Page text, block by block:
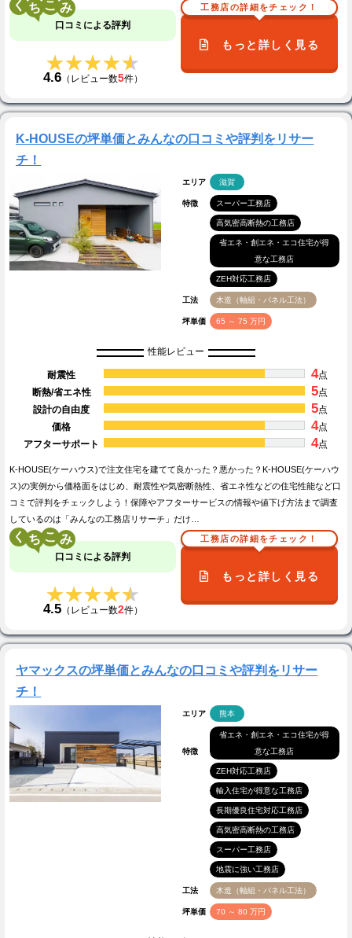
く こ
口コミによる評判
★★★★★
★★★★★
4.6（レビュー数5件）
工務店の詳細をチェック！
もっと詳しく見る
K-HOUSEの坪単価とみんなの口コミや評判をリサー
チ！
エリア 滋賀
特徴 スーパー工務店
高気密高断熱の工務店
省エネ・創エネ・エコ住宅が得
意な工務店
ZEH対応工務店
工法 木造（軸組・パネル工法）
坪単価 65 ～ 75 万円
性能レビュー
耐震性 4点
断熱/省エネ性
5点
設計の自由度
5点
価格
4点
アフターサポート
4点
K-HOUSE(ケーハウス)で注文住宅を建てて良かった？悪かった？K-HOUSE(ケーハウ
ス)の実例から価格面をはじめ、耐震性や気密断熱性、省エネ性などの住宅性能など口
コミで評判をチェックしよう！保障やアフターサービスの情報や値下げ方法まで調査
しているのは「みんなの工務店リサーチ」だけ…
く こ
口コミによる評判
★★★★★
★★★★★
4.5（レビュー数2件）
工務店の詳細をチェック！
もっと詳しく見る
ヤマックスの坪単価とみんなの口コミや評判をリサー
チ！
エリア 熊本
特徴
省エネ・創エネ・エコ住宅が得
意な工務店
ZEH対応工務店
輸入住宅が得意な工務店
長期優良住宅対応工務店
高気密高断熱の工務店
スーパー工務店
地震に強い工務店
工法 木造（軸組・パネル工法）
坪単価 70 ～ 80 万円